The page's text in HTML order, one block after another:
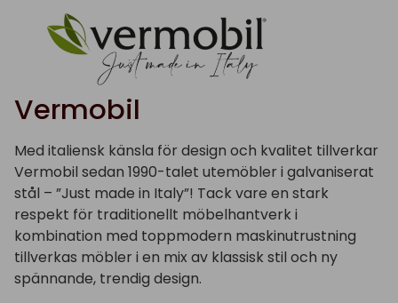
Vermobil
Med italiensk känsla för design och kvalitet tillverkar
Vermobil sedan 1990-talet utemöbler i galvaniserat
stål – ”Just made in Italy”! Tack vare en stark
respekt för traditionellt möbelhantverk i
kombination med toppmodern maskinutrustning
tillverkas möbler i en mix av klassisk stil och ny
spännande, trendig design.